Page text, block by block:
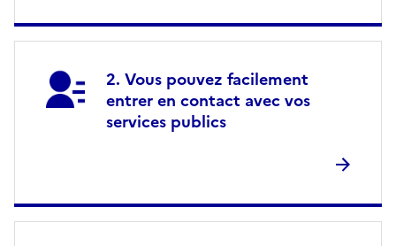
Vous pouvez facilement
entrer en contact avec vos
services publics